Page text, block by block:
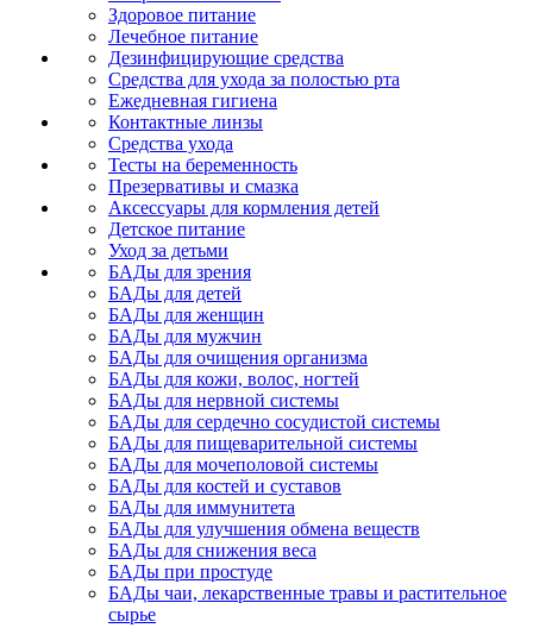
Здоровое питание
Лечебное питание
Дезинфицирующие средства
Средства для ухода за полостью рта
Ежедневная гигиена
Контактные линзы
Средства ухода
Тесты на беременность
Презервативы и смазка
Аксессуары для кормления детей
Детское питание
Уход за детьми
БАДы для зрения
БАДы для детей
БАДы для женщин
БАДы для мужчин
БАДы для очищения организма
БАДы для кожи, волос, ногтей
БАДы для нервной системы
БАДы для сердечно сосудистой системы
БАДы для пищеварительной системы
БАДы для мочеполовой системы
БАДы для костей и суставов
БАДы для иммунитета
БАДы для улучшения обмена веществ
БАДы для снижения веса
БАДы при простуде
БАДы чаи, лекарственные травы и растительное
сырье